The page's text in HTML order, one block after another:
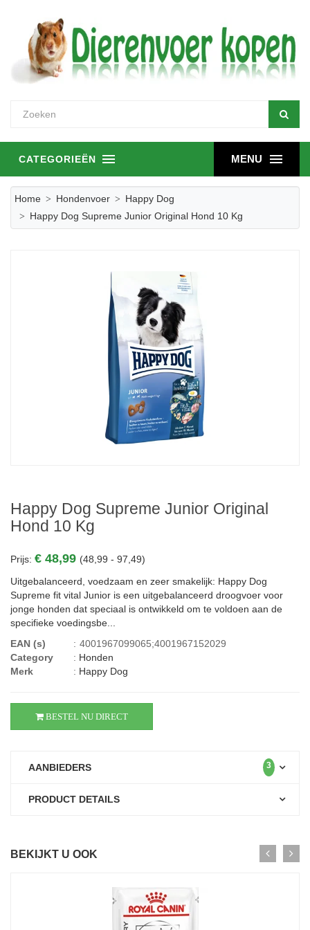
MENU
CATEGORIEËN
Home Hondenvoer
Happy Dog
Happy Dog Supreme Junior Original Hond 10 Kg
Happy Dog Supreme Junior Original
Hond 10 Kg
Prijs: € 48,99 (48,99 - 97,49)
Uitgebalanceerd, voedzaam en zeer smakelijk: Happy Dog
Supreme fit vital Junior is een uitgebalanceerd droogvoer voor
jonge honden dat speciaal is ontwikkeld om te voldoen aan de
specifieke voedingsbe...
EAN (s)
: 4001967099065;4001967152029
Category
: Honden
Merk
: Happy Dog
BESTEL NU DIRECT
AANBIEDERS 3
PRODUCT DETAILS
BEKIJKT U OOK